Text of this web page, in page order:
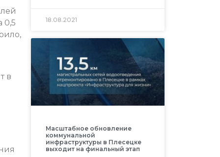
0,5
в
18.08.2021
Масштабное обновление
коммунальной
инфраструктуры в Плесецке
выходит на финальный этап